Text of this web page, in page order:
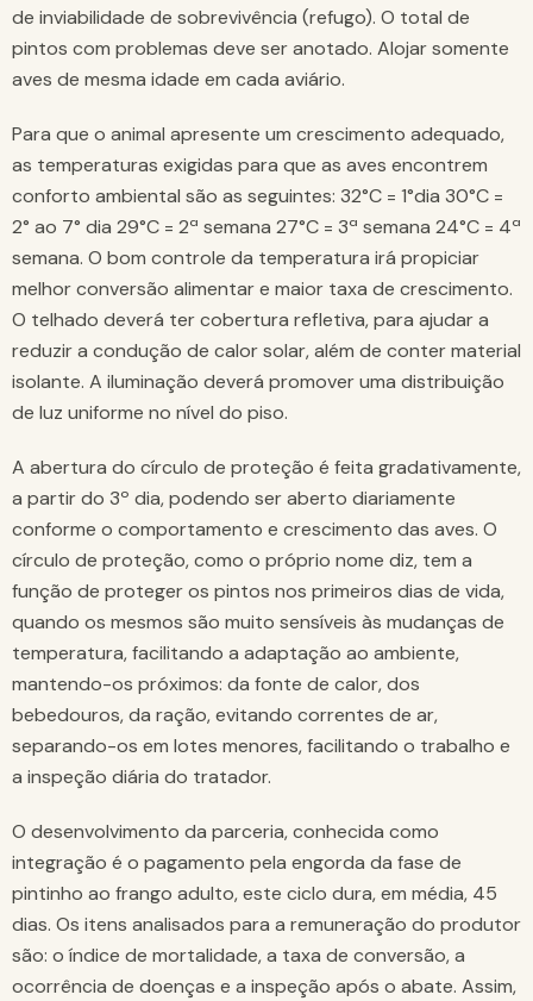
de inviabilidade de sobrevivência (refugo). O total de
pintos com problemas deve ser anotado. Alojar somente
aves de mesma idade em cada aviário.
Para que o animal apresente um crescimento adequado,
as temperaturas exigidas para que as aves encontrem
conforto ambiental são as seguintes: 32°C = 1°dia 30°C =
2° ao 7° dia 29°C = 2ª semana 27°C = 3ª semana 24°C = 4ª
semana. O bom controle da temperatura irá propiciar
melhor conversão alimentar e maior taxa de crescimento.
O telhado deverá ter cobertura refletiva, para ajudar a
reduzir a condução de calor solar, além de conter material
isolante. A iluminação deverá promover uma distribuição
de luz uniforme no nível do piso.
A abertura do círculo de proteção é feita gradativamente,
a partir do 3º dia, podendo ser aberto diariamente
conforme o comportamento e crescimento das aves. O
círculo de proteção, como o próprio nome diz, tem a
função de proteger os pintos nos primeiros dias de vida,
quando os mesmos são muito sensíveis às mudanças de
temperatura, facilitando a adaptação ao ambiente,
mantendo-os próximos: da fonte de calor, dos
bebedouros, da ração, evitando correntes de ar,
separando-os em lotes menores, facilitando o trabalho e
a inspeção diária do tratador.
O desenvolvimento da parceria, conhecida como
integração é o pagamento pela engorda da fase de
pintinho ao frango adulto, este ciclo dura, em média, 45
dias. Os itens analisados para a remuneração do produtor
são: o índice de mortalidade, a taxa de conversão, a
ocorrência de doenças e a inspeção após o abate. Assim,